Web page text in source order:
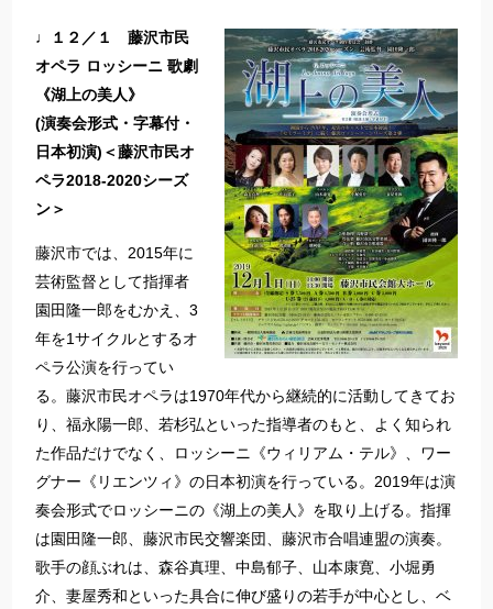
♩１２／１ 藤沢市民
オペラ ロッシーニ 歌劇
《湖上の美人》
(演奏会形式・字幕付・
日本初演)＜藤沢市民オ
ペラ2018-2020シーズ
ン＞
藤沢市では、2015年に
芸術監督として指揮者
園田隆一郎をむかえ、3
年を1サイクルとするオ
ペラ公演を行ってい
る。藤沢市民オペラは1970年代から継続的に活動してきてお
り、福永陽一郎、若杉弘といった指導者のもと、よく知られ
た作品だけでなく、ロッシーニ《ウィリアム・テル》、ワー
グナー《リエンツィ》の日本初演を行っている。2019年は演
奏会形式でロッシーニの《湖上の美人》を取り上げる。指揮
は園田隆一郎、藤沢市民交響楽団、藤沢市合唱連盟の演奏。
歌手の顔ぶれは、森谷真理、中島郁子、山本康寛、小堀勇
介、妻屋秀和といった具合に伸び盛りの若手が中心とし、ベ